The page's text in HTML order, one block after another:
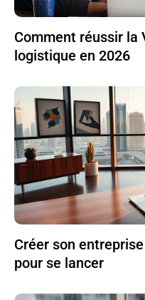
Comment réussir la
logistique en 2026
Créer son
pour se lancer